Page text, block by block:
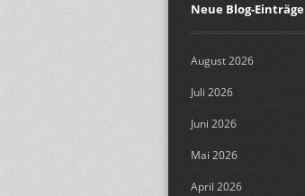
Neue Blog-Einträge
August 2026
Juli 2026
Juni 2026
Mai 2026
April 2026